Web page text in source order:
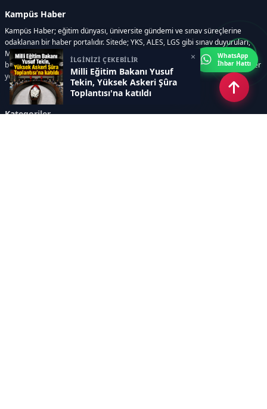
İLGİNİZİ ÇEKEBİLİR
Milli Eğitim Bakanı Yusuf
Tekin, Yüksek Askeri Şûra
Toplantısı'na katıldı
×
Kampüs Haber
Kampüs Haber; eğitim dünyası, üniversite gündemi ve sınav süreçlerine
odaklanan bir haber portalıdır. Sitede; YKS, ALES, LGS gibi sınav duyuruları,
Milli Eğitim Bakanlığı gelişmeleri, üniversite haberleri, rehberlik içerikleri,
bilim ve teknoloji alanındaki yenilikler ile öğrenci yaşamına dair güncel bilgiler
yer alır.
Kategoriler
WhatsApp
İhbar Hattı